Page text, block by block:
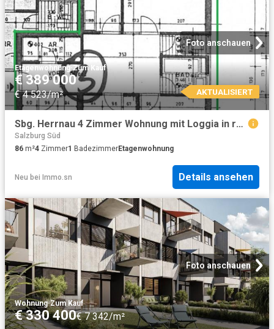
Foto anschauen
Etagenwohnung·Zum Kauf
€ 389 000
€ 4 523/m² AKTUALISIERT
Sbg. Herrnau 4 Zimmer Wohnung mit Loggia in ruhiger Lage
Salzburg Süd
86 m²4 Zimmer1 BadezimmerEtagenwohnung
Neu bei Immo.sn Details ansehen
Foto anschauen
Wohnung·Zum Kauf
€ 330 400€ 7 342/m²